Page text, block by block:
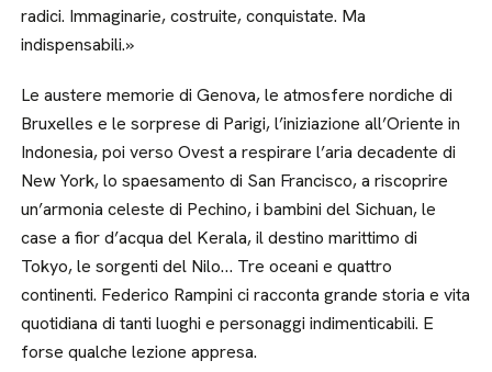
radici. Immaginarie, costruite, conquistate. Ma
indispensabili.»
Le austere memorie di Genova, le atmosfere nordiche di
Bruxelles e le sorprese di Parigi, l’iniziazione all’Oriente in
Indonesia, poi verso Ovest a respirare l’aria decadente di
New York, lo spaesamento di San Francisco, a riscoprire
un’armonia celeste di Pechino, i bambini del Sichuan, le
case a fior d’acqua del Kerala, il destino marittimo di
Tokyo, le sorgenti del Nilo… Tre oceani e quattro
continenti. Federico Rampini ci racconta grande storia e vita
quotidiana di tanti luoghi e personaggi indimenticabili. E
forse qualche lezione appresa.